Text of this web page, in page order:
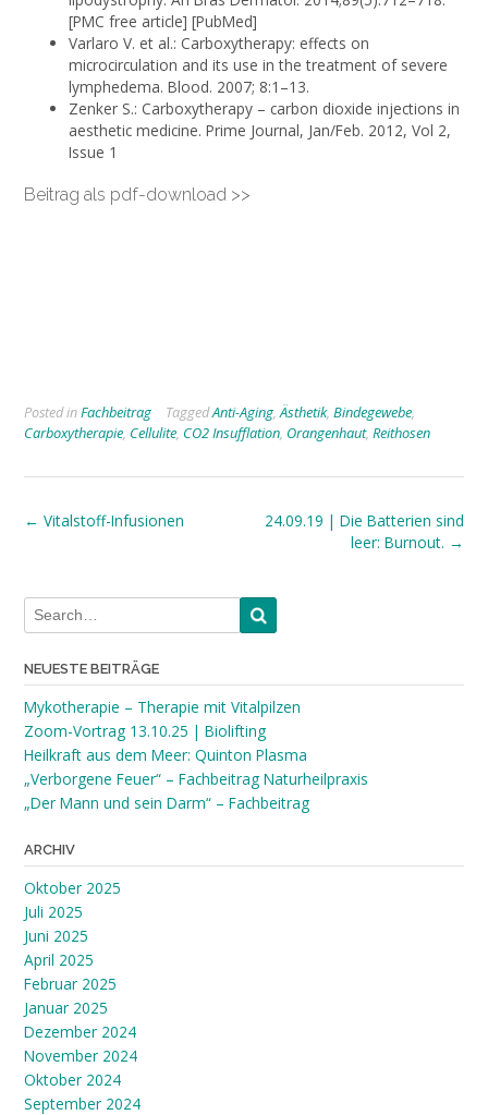
[PMC free article] [PubMed]
Varlaro V. et al.: Carboxytherapy: effects on
microcirculation and its use in the treatment of severe
lymphedema. Blood. 2007; 8:1–13.
Zenker S.: Carboxytherapy – carbon dioxide injections in
aesthetic medicine. Prime Journal, Jan/Feb. 2012, Vol 2,
Issue 1
Beitrag als pdf-download >>
Posted inFachbeitrag TaggedAnti-Aging,Ästhetik, Bindegewebe,
Carboxytherapie, Cellulite, CO2 Insufflation, Orangenhaut, Reithosen
Post
← Vitalstoff-Infusionen
24.09.19 | Die Batterien sind
leer: Burnout. →
NEUESTE BEITRÄGE
Mykotherapie – Therapie mit Vitalpilzen
Zoom-Vortrag 13.10.25 | Biolifting
Heilkraft aus dem Meer: Quinton Plasma
„Verborgene Feuer“ – Fachbeitrag Naturheilpraxis
„Der Mann und sein Darm“ – Fachbeitrag
ARCHIV
Oktober 2025
Juli 2025
Juni 2025
April 2025
Februar 2025
Januar 2025
Dezember 2024
November 2024
Oktober 2024
September 2024